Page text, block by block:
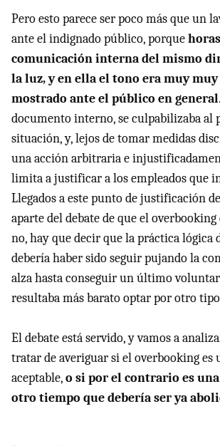
Pero esto parece ser poco más que un
ante el indignado público, porque
comunicación interna del mismo
la luz, y en ella el tono era muy
mostrado ante el público en general
documento interno, se culpabilizaba al
situación, y, lejos de tomar medidas
una acción arbitraria e
limita a justificar a los empleados que
Llegados a este punto de justificación
aparte del debate de que el overbooking
no, hay que decir que la práctica lógica
debería haber sido seguir pujando la
alza hasta conseguir un último
resultaba más barato optar por otro
El debate está servido, y vamos a
tratar de averiguar si el overbooking es
aceptable,o si por el contrario es
otro tiempo que debería ser ya